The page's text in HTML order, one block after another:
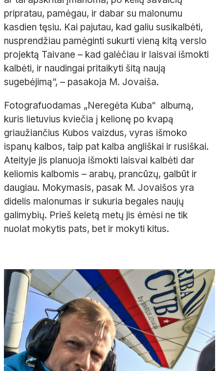
pripratau, pamėgau, ir dabar su malonumu
kasdien tęsiu. Kai pajutau, kad galiu susikalbėti,
nusprendžiau pamėginti sukurti vieną kitą verslo
projektą Taivane – kad galėčiau ir laisvai išmokti
kalbėti, ir naudingai pritaikyti šitą naują
sugebėjimą“, – pasakoja M. Jovaiša.
Fotografuodamas „Neregėta Kuba“ albumą,
kuris lietuvius kviečia į kelionę po kvapą
griaužiančius Kubos vaizdus, vyras išmoko
ispanų kalbos, taip pat kalba angliškai ir rusiškai.
Ateityje jis planuoja išmokti laisvai kalbėti dar
keliomis kalbomis – arabų, prancūzų, galbūt ir
daugiau. Mokymasis, pasak M. Jovaišos yra
didelis malonumas ir sukuria begales naujų
galimybių. Prieš keletą metų jis ėmėsi ne tik
nuolat mokytis pats, bet ir mokyti kitus.